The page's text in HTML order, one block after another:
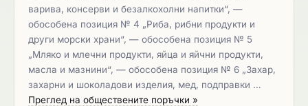
варива, консерви и безалкохолни напитки“, —
обособена позиция № 4 „Риба, рибни продукти и
други морски храни“, — обособена позиция № 5
„Мляко и млечни продукти, яйца и яйчни продукти,
масла и мазнини“, — обособена позиция № 6 „Захар,
захарни и шоколадови изделия, мед, подправки …
Преглед на обществените поръчки »